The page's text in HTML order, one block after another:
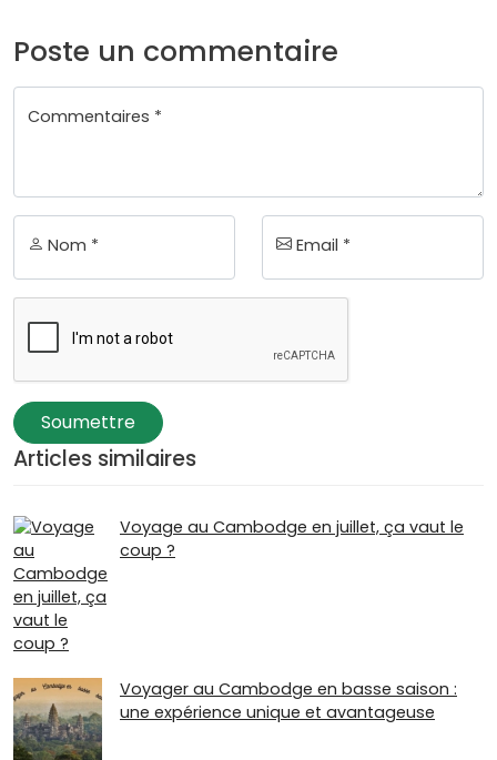
Poste un commentaire
Commentaires *
Nom * Email *
Soumettre
Articles similaires
Voyage au Cambodge en juillet, ça vaut le
coup ?
Voyager au Cambodge en basse saison :
une expérience unique et avantageuse